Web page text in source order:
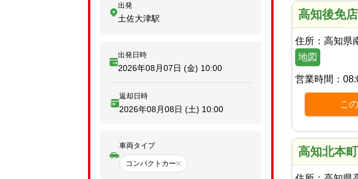
高知後免店
住所： 高知県
地図
営業時間：
こ
高知北本
出発
土佐大津駅
出発日時
2026年08月07日 (金) 10:00
返却日時
2026年08月08日 (土) 10:00
車両タイプ
コンパクトカー